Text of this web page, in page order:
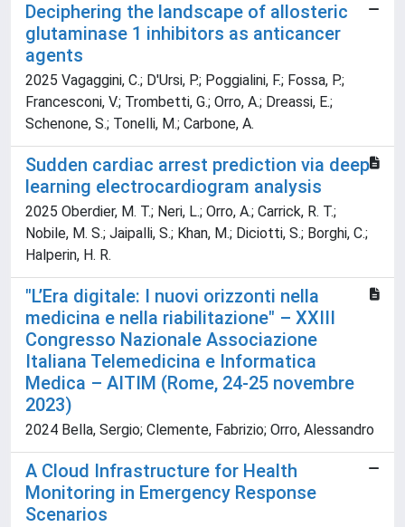
Deciphering the landscape of allosteric
glutaminase 1 inhibitors as anticancer
agents
2025 Vagaggini, C.; D'Ursi, P.; Poggialini, F.; Fossa, P.;
Francesconi, V.; Trombetti, G.; Orro, A.; Dreassi, E.;
Schenone, S.; Tonelli, M.; Carbone, A.
Sudden cardiac arrest prediction via deep
learning electrocardiogram analysis
2025 Oberdier, M. T.; Neri, L.; Orro, A.; Carrick, R. T.;
Nobile, M. S.; Jaipalli, S.; Khan, M.; Diciotti, S.; Borghi, C.;
Halperin, H. R.
"L’Era digitale: I nuovi orizzonti nella
medicina e nella riabilitazione" – XXIII
Congresso Nazionale Associazione
Italiana Telemedicina e Informatica
Medica – AITIM (Rome, 24-25 novembre
2023)
2024 Bella, Sergio; Clemente, Fabrizio; Orro, Alessandro
A Cloud Infrastructure for Health
Monitoring in Emergency Response
Scenarios